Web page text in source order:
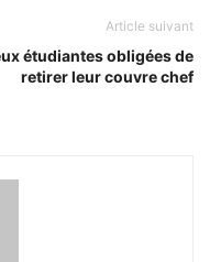
Article suivant
étudiantes obligées de
retirer leur couvre chef